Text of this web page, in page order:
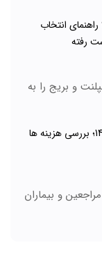
انتخاب
رفته
و بریج را به
تعرفه دندانپزشکی سال 1405؛ بررسی هزینه ها
از مراجعین و بیماران